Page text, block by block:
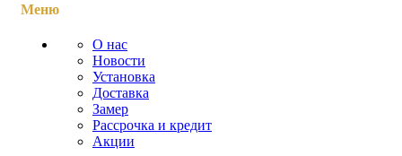
Меню
О нас
Новости
Установка
Доставка
Замер
Рассрочка и кредит
Акции